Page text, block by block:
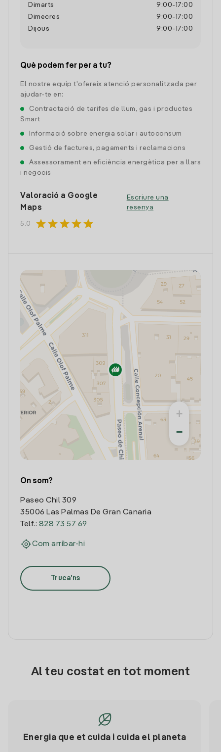
Dimarts
9:00- 17:00
Dimecres
9:00- 17:00
Dijous
9:00- 17:00
Què podem fer per a tu?
El nostre equip t'ofereix atenció personalitzada per
ajudar-te en:
Contractació de tarifes de llum, gas i productes
Smart
Informació sobre energia solar i autoconsum
Gestió de factures, pagaments i reclamacions
Assessorament en eficiència energètica per a llars
i negocis
Valoració a Google
Maps
5.0 starstarstarstarstar
Escriure una
resenya
+
−
On som?
Paseo Chil 309
35006 Las Palmas De Gran Canaria
Telf.: 828 73 57 69
Com arribar-hi
Truca'ns
Al teu costat en tot moment
Energia que et cuida i cuida el planeta